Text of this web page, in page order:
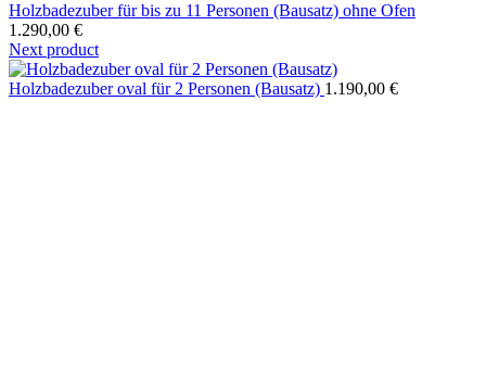
Holzbadezuber für bis zu 11 Personen (Bausatz) ohne Ofen
1.290,00 €
Next product
Holzbadezuber oval für 2 Personen (Bausatz) 1.190,00 €